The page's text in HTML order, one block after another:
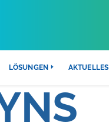
LÖSUNGEN AKTUELLES